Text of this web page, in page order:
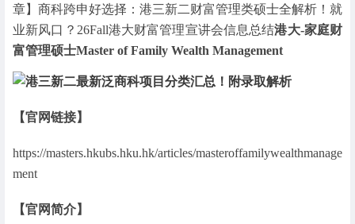
章】商科跨申好选择：港三新二财富管理类硕士全解析！就
业新风口？26Fall港大财富管理宣讲会信息总结港大-家庭财
富管理硕士Master of Family Wealth Management
【官网链接】
https://masters.hkubs.hku.hk/articles/masteroffamilywealthmanage
ment
【官网简介】